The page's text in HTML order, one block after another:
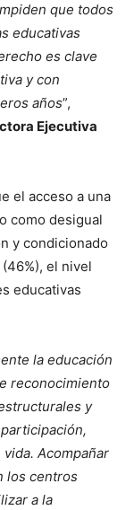
que todos
educativas
es clave
y con
años”,
Ejecutiva
el acceso a una
como desigual
y condicionado
el nivel
educativas
la educación
reconocimiento
y
Acompañar
los centros
a la